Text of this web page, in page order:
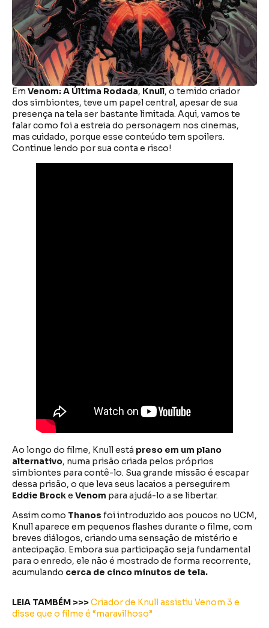
Em Venom: A Última Rodada, Knull, o temido criador
dos simbiontes, teve um papel central, apesar de sua
presença na tela ser bastante limitada. Aqui, vamos te
falar como foi a estreia do personagem nos cinemas,
mas cuidado, porque esse conteúdo tem spoilers.
Continue lendo por sua conta e risco!
Ao longo do filme, Knull está preso em um plano
alternativo, numa prisão criada pelos próprios
simbiontes para contê-lo. Sua grande missão é escapar
dessa prisão, o que leva seus lacaios a perseguirem
Eddie Brocke Venom para ajudá-lo a se libertar.
Assim como Thanos foi introduzido aos poucos no UCM,
Knull aparece em pequenos flashes durante o filme, com
breves diálogos, criando uma sensação de mistério e
antecipação. Embora sua participação seja fundamental
para o enredo, ele não é mostrado de forma recorrente,
acumulando cerca de cinco minutos de tela.
LEIA TAMBÉM >>>Criador de Knull assistiu Venom 3 e
disse que o filme é “maravilhoso”